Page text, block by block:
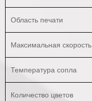
Область печати
Максимальная скорость
Температура сопла
Количество цветов